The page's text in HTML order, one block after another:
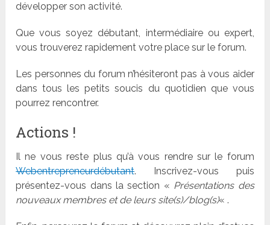
développer son activité.
Que vous soyez débutant, intermédiaire ou expert,
vous trouverez rapidement votre place sur le forum.
Les personnes du forum n’hésiteront pas à vous aider
dans tous les petits soucis du quotidien que vous
pourrez rencontrer.
Actions !
Il ne vous reste plus qu’à vous rendre sur le forum
Webentrepreneurdébutant. Inscrivez-vous puis
présentez-vous dans la section « Présentations des
nouveaux membres et de leurs site(s)/blog(s)« .